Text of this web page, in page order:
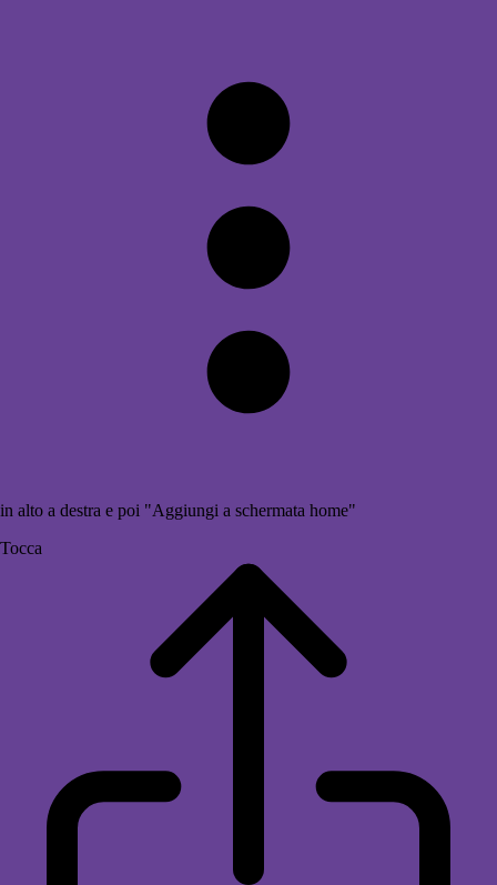
in alto a destra e poi "Aggiungi a schermata home"
Tocca